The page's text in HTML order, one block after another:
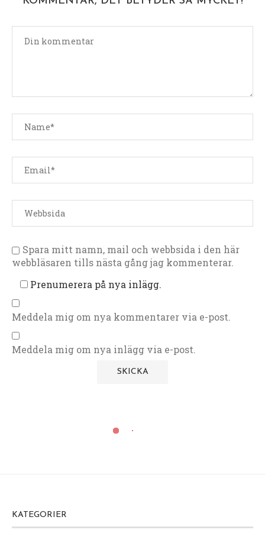
Spara mitt namn, mail och webbsida i den här
webbläsaren tills nästa gång jag kommenterar.
Prenumerera på nya inlägg.
Meddela mig om nya kommentarer via e-post.
Meddela mig om nya inlägg via e-post.
KATEGORIER